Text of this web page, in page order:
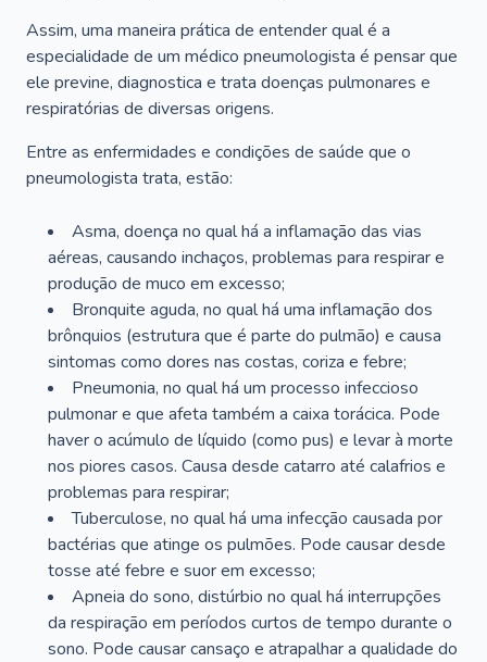
Assim, uma maneira prática de entender qual é a
especialidade de um médico pneumologista é pensar que
ele previne, diagnostica e trata doenças pulmonares e
respiratórias de diversas origens.
Entre as enfermidades e condições de saúde que o
pneumologista trata, estão:
Asma, doença no qual há a inflamação das vias
aéreas, causando inchaços, problemas para respirar e
produção de muco em excesso;
Bronquite aguda, no qual há uma inflamação dos
brônquios (estrutura que é parte do pulmão) e causa
sintomas como dores nas costas, coriza e febre;
Pneumonia, no qual há um processo infeccioso
pulmonar e que afeta também a caixa torácica. Pode
haver o acúmulo de líquido (como pus) e levar à morte
nos piores casos. Causa desde catarro até calafrios e
problemas para respirar;
Tuberculose, no qual há uma infecção causada por
bactérias que atinge os pulmões. Pode causar desde
tosse até febre e suor em excesso;
Apneia do sono, distúrbio no qual há interrupções
da respiração em períodos curtos de tempo durante o
sono. Pode causar cansaço e atrapalhar a qualidade do